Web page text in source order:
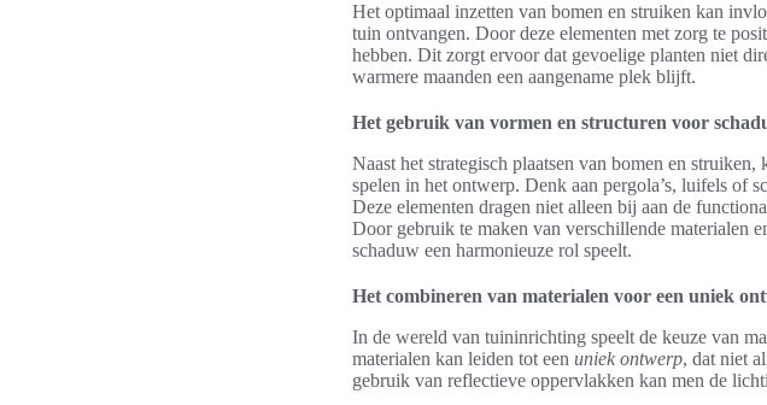
Het optimaal inzetten van bomen en struiken kan
tuin ontvangen. Door deze elementen met zorg te
hebben. Dit zorgt ervoor dat gevoelige planten niet
warmere maanden een aangename plek blijft.
Het gebruik van vormen en structuren voor
Naast het strategisch plaatsen van bomen en
spelen in het ontwerp. Denk aan pergola’s, luifels of
Deze elementen dragen niet alleen bij aan de
Door gebruik te maken van verschillende materialen
schaduw een harmonieuze rol speelt.
Het combineren van materialen voor een uniek
In de wereld van tuininrichting speelt de keuze van
materialen kan leiden tot een uniek ontwerp, dat niet
gebruik van reflectieve oppervlakken kan men de